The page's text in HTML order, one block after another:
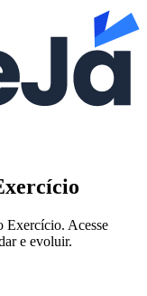
Exercício. Acesse
e evoluir.